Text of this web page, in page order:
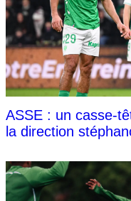
ASSE : un casse-
la direction